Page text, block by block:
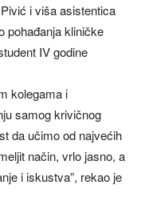
i viša asistentica
pohađanja kliničke
IV godine
kolegama i
samog krivičnog
da učimo od najvećih
način, vrlo jasno, a
i iskustva”, rekao je